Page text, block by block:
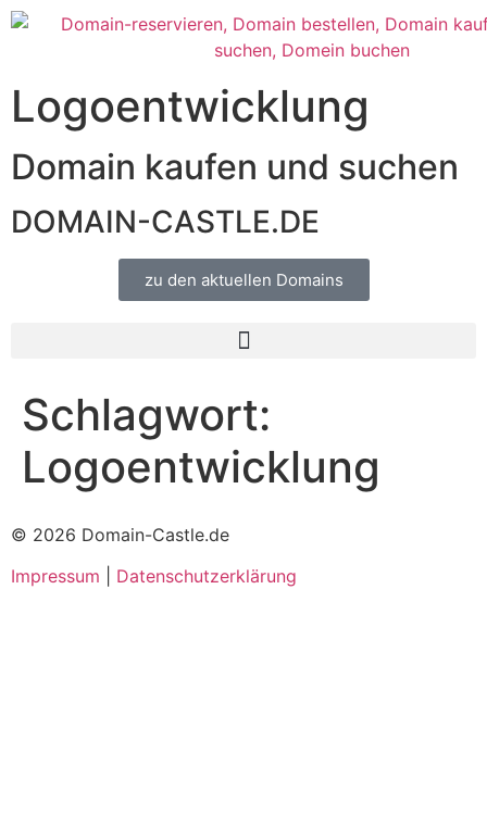
Logoentwicklung
Domain kaufen und suchen
DOMAIN-CASTLE.DE
zu den aktuellen Domains​
Schlagwort:
Logoentwicklung
© 2026 Domain-Castle.de
Impressum
Datenschutzerklärung